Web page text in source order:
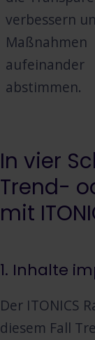
verbessern
Maßnahmen
aufeinander
abstimmen.
In vier
Trend-
mit
1. Inhalte
Der ITONICS
diesem Fall